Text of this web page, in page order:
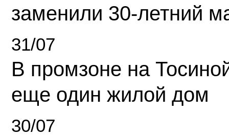
заменили 30-летний
31/07
В промзоне на
еще один жилой дом
30/07